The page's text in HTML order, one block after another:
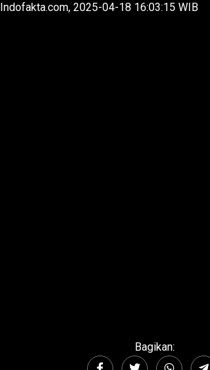
Indofakta.com, 2025-04-18 16:03:15 WIB
Bagikan: